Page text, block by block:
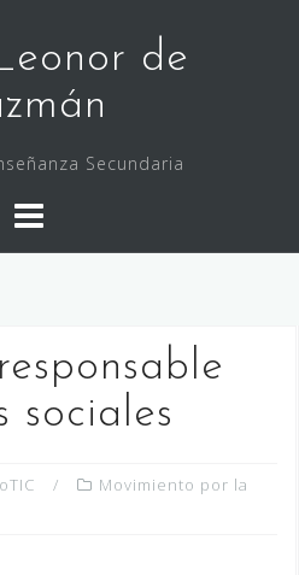
de
Secundaria
sociales
Movimiento por la